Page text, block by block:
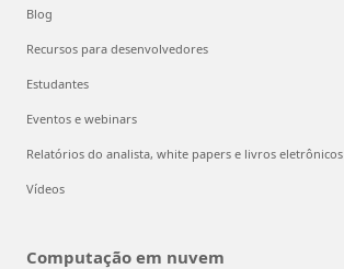
Blog
Recursos para desenvolvedores
Estudantes
Eventos e webinars
Relatórios do analista, white papers e livros eletrônicos
Vídeos
Computação em nuvem